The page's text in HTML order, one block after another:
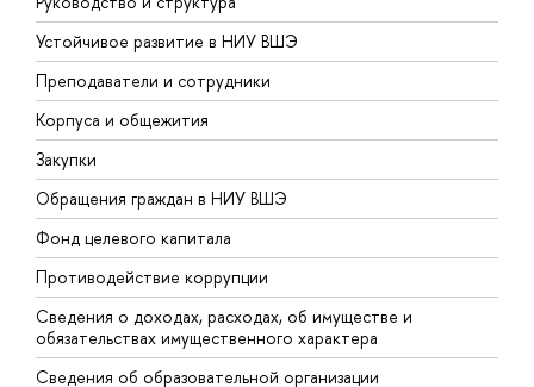
Устойчивое развитие в НИУ ВШЭ
Преподаватели и сотрудники
Корпуса и общежития
Закупки
Обращения граждан в НИУ ВШЭ
Фонд целевого капитала
Противодействие коррупции
Сведения о доходах, расходах, об имуществе и
обязательствах имущественного характера
Сведения об образовательной организации